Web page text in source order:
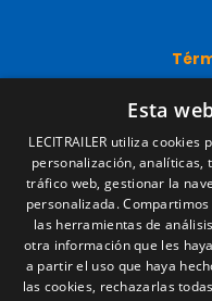
Camino de
Esta
LECITRAILER utiliza
personalización, analíticas,
tráfico web, gestionar la
personalizada.
las herramientas de
otra información que les
a partir el uso que haya
las cookies, rechazarlas